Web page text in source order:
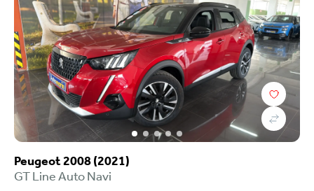
Peugeot 2008 (2021)
GT Line Auto Navi